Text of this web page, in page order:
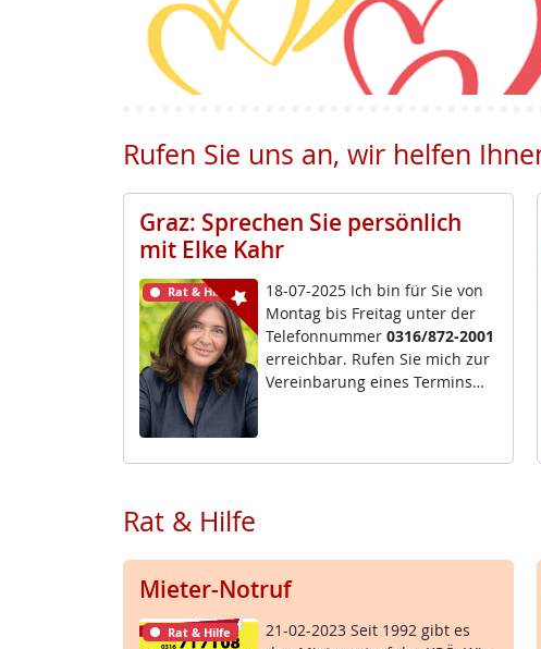
Rufen Sie uns an, wir helfen
Graz: Sprechen Sie persönlich
mit Elke Kahr
Rat & Hilfe
18-07-2025 Ich bin für Sie von
Mon­tag bis Frei­tag un­ter der
Te­le­fon­num­mer0316/872-2001
er­reich­bar. Ru­fen Sie mich zur
Ve­r­ein­ba­rung ei­nes Ter­mins…
Rat & Hilfe
Mieter-Notruf
Rat & Hilfe
21-02-2023 Seit 1992 gibt es